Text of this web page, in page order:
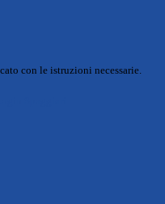
con le istruzioni necessarie.